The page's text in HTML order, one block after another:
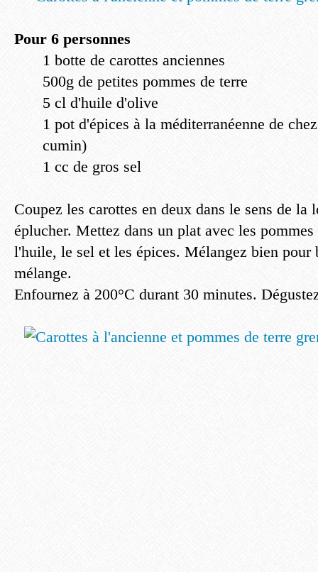
Pour 6 personnes
1 botte de carottes anciennes
500g de petites pommes de terre
5 cl d'huile d'olive
1 pot d'épices à la méditerranéenne de
cumin)
1 cc de gros sel
Coupez les carottes en deux dans le sens de la
éplucher. Mettez dans un plat avec les pommes
l'huile, le sel et les épices. Mélangez bien pour
mélange.
Enfournez à 200°C durant 30 minutes.